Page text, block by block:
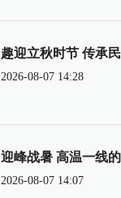
趣迎立秋时节 传承
2026-08-07 14:28
迎峰战暑 高温一线
2026-08-07 14:07